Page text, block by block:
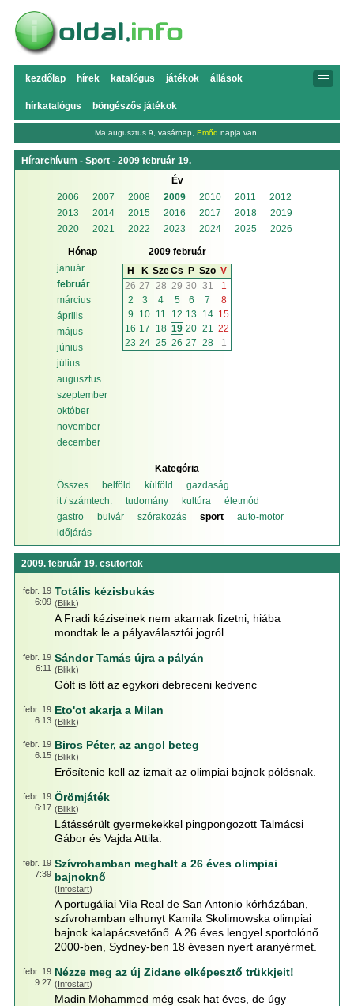
kezdőlap hírek katalógus játékok állások
hírkatalógus böngészős játékok
Ma augusztus 9, vasárnap, Emőd napja van.
Hírarchívum - Sport - 2009 február 19.
Év
2006
2007 2008 2009 2010 2011
2012
2013
2014 2015 2016 2017 2018
2019
2020
2021 2022 2023 2024 2025 2026
Hónap
január
február
március
április
május
június
július
augusztus
szeptember
október
november
december
2009 február
H
K SzeCs P Szo V
26 27 28 29 30 31
1
2
3 4 5 6 7
8
9
10 11 12 13 14 15
16 17 18 19 20 21
22
23 24 25 26 27 28 1
Kategória
Összes
belföld külföld
gazdaság
it / számtech.
tudomány kultúra
életmód
gastro
bulvár szórakozás sport
auto-motor
időjárás
2009. február 19. csütörtök
febr. 19
6:09
Totális kézisbukás
(Blikk)
A Fradi kéziseinek nem akarnak fizetni, hiába
mondtak le a pályaválasztói jogról.
febr. 19
6:11
Sándor Tamás újra a pályán
(Blikk)
Gólt is lőtt az egykori debreceni kedvenc
febr. 19
6:13
Eto'ot akarja a Milan
(Blikk)
febr. 19
6:15
Biros Péter, az angol beteg
(Blikk)
Erősítenie kell az izmait az olimpiai bajnok pólósnak.
febr. 19
6:17
Örömjáték
(Blikk)
Látássérült gyermekekkel pingpongozott Talmácsi
Gábor és Vajda Attila.
febr. 19
7:39
Szívrohamban meghalt a 26 éves olimpiai
bajnoknő
(Infostart)
A portugáliai Vila Real de San Antonio kórházában,
szívrohamban elhunyt Kamila Skolimowska olimpiai
bajnok kalapácsvetőnő. A 26 éves lengyel sportolónő
2000-ben, Sydney-ben 18 évesen nyert aranyérmet.
febr. 19
9:27
Nézze meg az új Zidane elképesztő trükkjeit!
(Infostart)
Madin Mohammed még csak hat éves, de úgy